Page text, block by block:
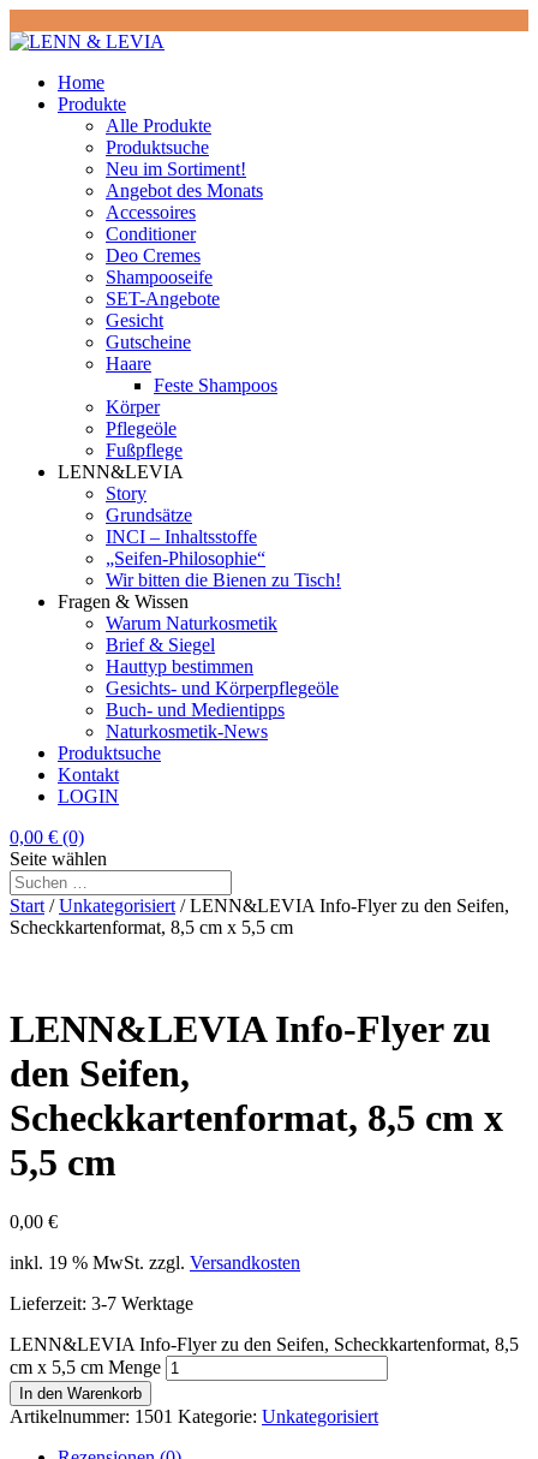
Home
Produkte
Alle Produkte
Produktsuche
Neu im Sortiment!
Angebot des Monats
Accessoires
Conditioner
Deo Cremes
Shampooseife
SET-Angebote
Gesicht
Gutscheine
Haare
Feste Shampoos
Körper
Pflegeöle
Fußpflege
LENN&LEVIA
Story
Grundsätze
INCI – Inhaltsstoffe
„Seifen-Philosophie“
Wir bitten die Bienen zu Tisch!
Fragen & Wissen
Warum Naturkosmetik
Brief & Siegel
Hauttyp bestimmen
Gesichts- und Körperpflegeöle
Buch- und Medientipps
Naturkosmetik-News
Produktsuche
Kontakt
LOGIN
0,00 € (0)
Seite wählen
Start /Unkategorisiert / LENN&LEVIA Info-Flyer zu den Seifen,
Scheckkartenformat, 8,5 cm x 5,5 cm
LENN&LEVIA Info-Flyer zu
den Seifen,
Scheckkartenformat, 8,5 cm x
5,5 cm
0,00 €
inkl. 19 % MwSt. zzgl. Versandkosten
Lieferzeit: 3-7 Werktage
LENN&LEVIA Info-Flyer zu den Seifen, Scheckkartenformat, 8,5
cm x 5,5 cm Menge
In den Warenkorb
Artikelnummer: 1501 Kategorie: Unkategorisiert